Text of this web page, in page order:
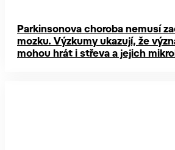
Parkinsonova choroba nemusí
mozku. Výzkumy ukazují, že
mohou hrát i střeva a jejich